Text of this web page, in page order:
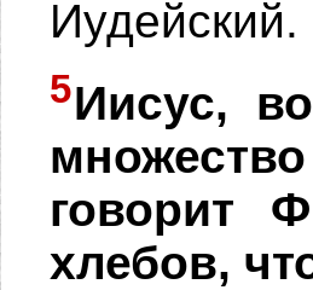
Иудейский.
5Иисус,
говорит
хлебов,